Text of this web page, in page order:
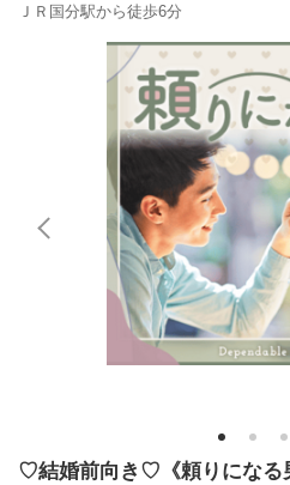
ＪＲ国分駅から徒歩6分
1 2 3
♡結婚前向き♡《頼りになる